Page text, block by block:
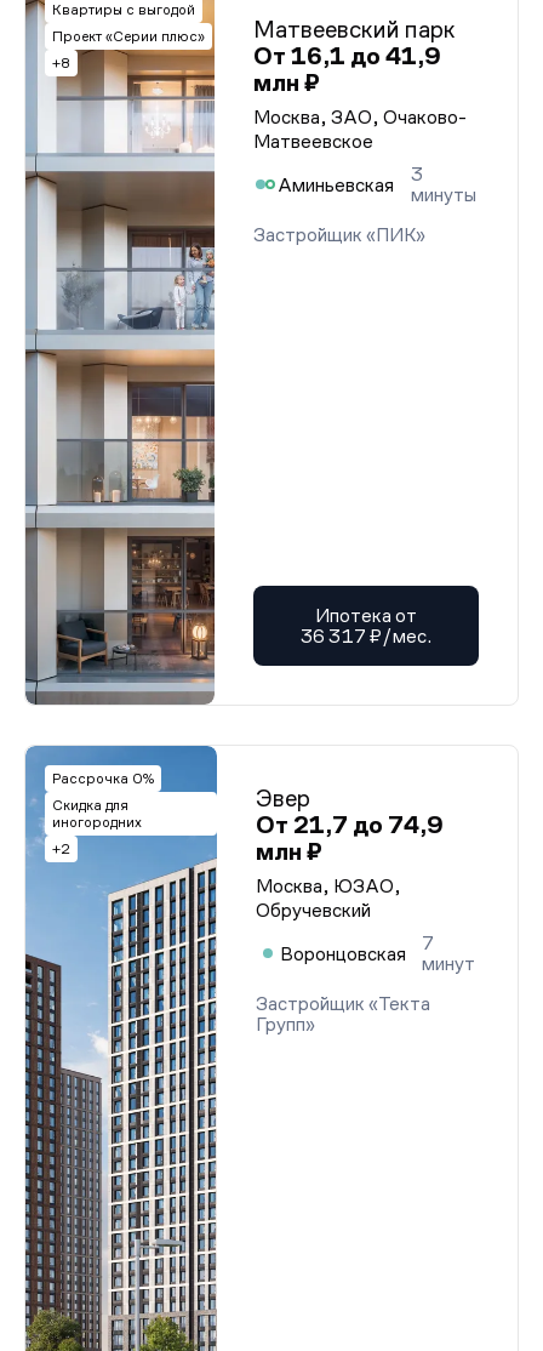
Квартиры с выгодой
Проект «Серии плюс»
+8
Матвеевский парк
От 16,1 до 41,9
млн ₽
Москва, ЗАО, Очаково-
Матвеевское
Аминьевская
3
минуты
Застройщик «ПИК»
Ипотека от
36 317 ₽/мес.
Рассрочка 0%
Скидка для
иногородних
+2
Эвер
От 21,7 до 74,9
млн ₽
Москва, ЮЗАО,
Обручевский
Воронцовская
7
минут
Застройщик «Текта
Групп»